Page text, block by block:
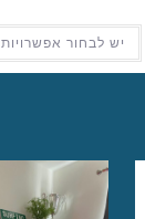
יש לבחור אפשרויות